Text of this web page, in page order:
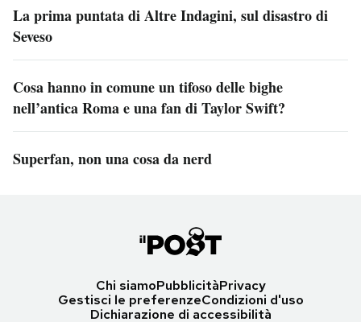
La prima puntata di Altre Indagini, sul disastro di
Seveso
Cosa hanno in comune un tifoso delle bighe
nell’antica Roma e una fan di Taylor Swift?
Superfan, non una cosa da nerd
Chi siamoPubblicitàPrivacy
Gestisci le preferenzeCondizioni d'uso
Dichiarazione di accessibilità